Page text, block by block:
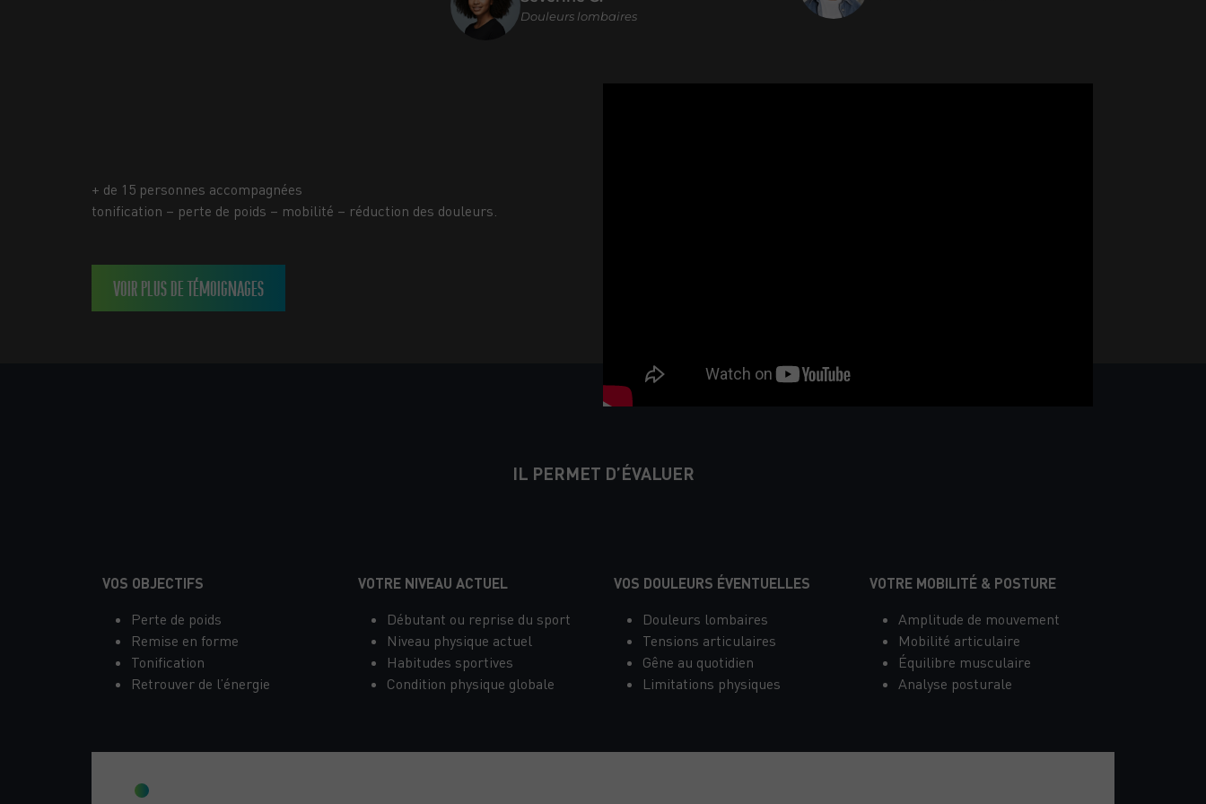
Douleurs lombaires
+ de 15 personnes accompagnées
tonification – perte de poids – mobilité – réduction des douleurs.
VOIR PLUS DE TÉMOIGNAGES
IL PERMET D’ÉVALUER
VOS OBJECTIFS
Perte de poids
Remise en forme
Tonification
Retrouver de l’énergie
VOTRE NIVEAU ACTUEL
Débutant ou reprise du sport
Niveau physique actuel
Habitudes sportives
Condition physique globale
VOS DOULEURS ÉVENTUELLES
Douleurs lombaires
Tensions articulaires
Gêne au quotidien
Limitations physiques
VOTRE MOBILITÉ & POSTURE
Amplitude de mouvement
Mobilité articulaire
Équilibre musculaire
Analyse posturale